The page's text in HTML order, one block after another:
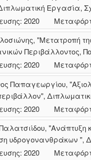
Εργασία,
2020
"Μετατροπή
Περιβάλλοντος,
2020
Παπαγεωργίου,
2020
"Ανάπτυξη
υδρογονανθράκων ",
2020